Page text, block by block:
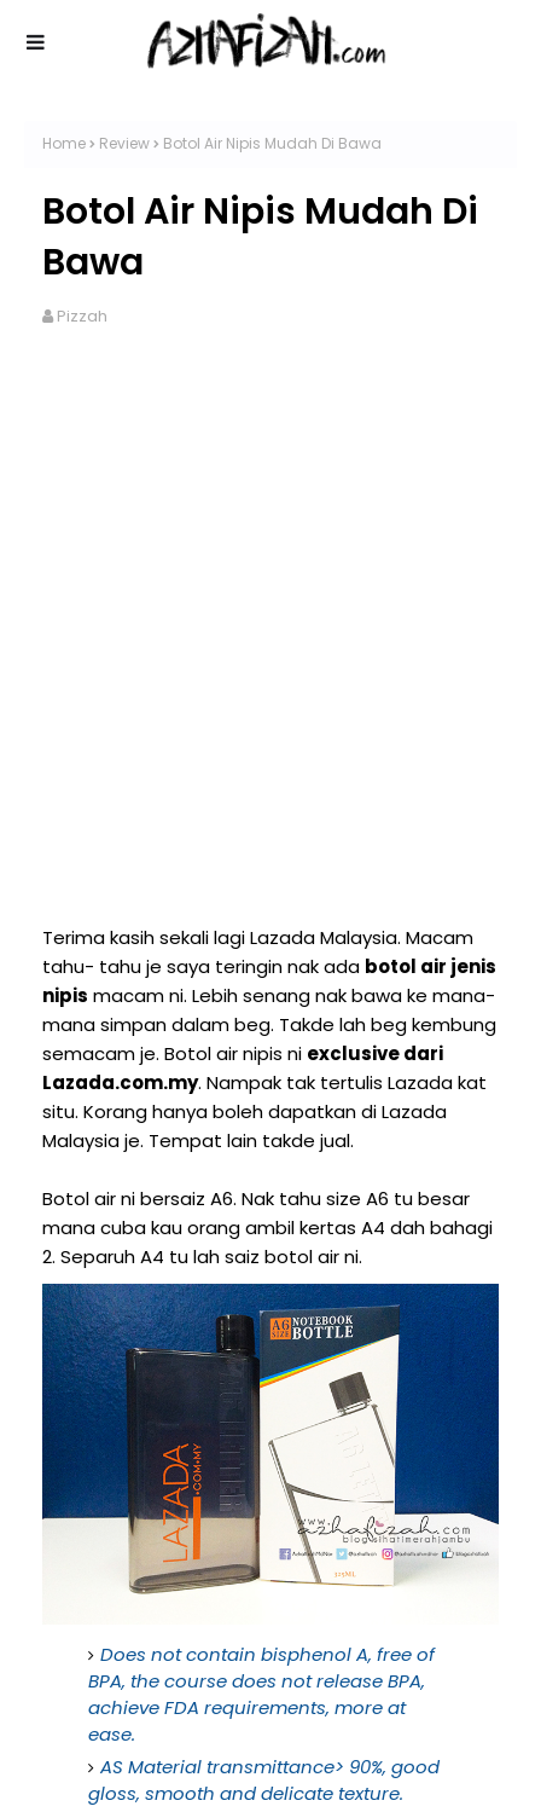
Home Review Botol Air Nipis Mudah Di Bawa
Botol Air Nipis Mudah Di
Bawa
Pizzah
Terima kasih sekali lagi Lazada Malaysia. Macam
tahu- tahu je saya teringin nak ada botol air jenis
nipis macam ni. Lebih senang nak bawa ke mana-
mana simpan dalam beg. Takde lah beg kembung
semacam je. Botol air nipis ni exclusive dari
Lazada.com.my. Nampak tak tertulis Lazada kat
situ. Korang hanya boleh dapatkan di Lazada
Malaysia je. Tempat lain takde jual.
Botol air ni bersaiz A6. Nak tahu size A6 tu besar
mana cuba kau orang ambil kertas A4 dah bahagi
2. Separuh A4 tu lah saiz botol air ni.
Does not contain bisphenol A, free of
BPA, the course does not release BPA,
achieve FDA requirements, more at
ease.
AS Material transmittance> 90%, good
gloss, smooth and delicate texture.